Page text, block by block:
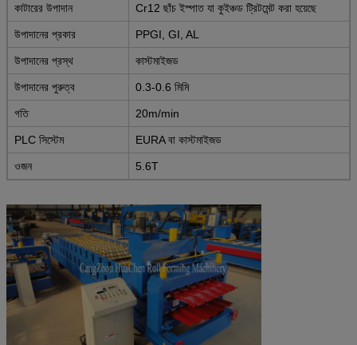
কাটারের উপাদান Cr12 ছাঁচ ইস্পাত যা কুইঞ্চড ট্রিটমেন্ট করা হয়েছে
উপাদানের প্রকার PPGI, GI, AL
উপাদানের প্রস্থ কাস্টমাইজড
উপাদানের পুরুত্ব 0.3-0.6 মিমি
গতি 20m/min
PLC সিস্টেম EURA বা কাস্টমাইজড
ওজন 5.6T